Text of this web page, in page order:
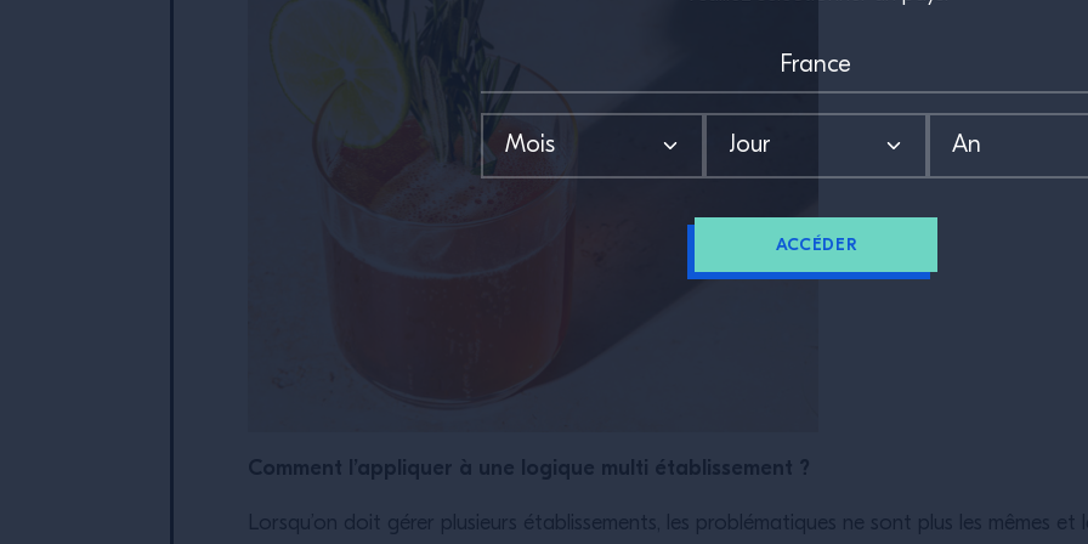
ACCÉDER
Comment l’appliquer à une logique multi établissement ?
Lorsqu’on doit gérer plusieurs établissements, les problématiques ne sont plus les mêmes